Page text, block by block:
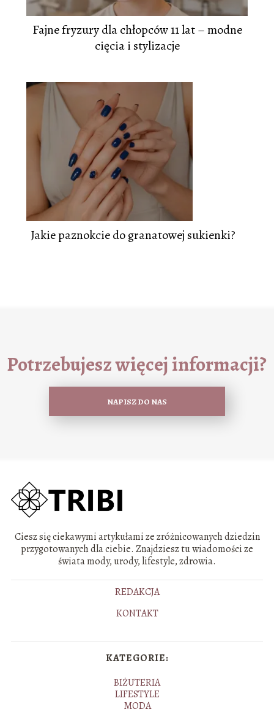
Fajne fryzury dla chłopców 11 lat – modne
cięcia i stylizacje
Jakie paznokcie do granatowej sukienki?
Potrzebujesz więcej informacji?
NAPISZ DO NAS
Ciesz się ciekawymi artykułami ze zróżnicowanych dziedzin
przygotowanych dla ciebie. Znajdziesz tu wiadomości ze
świata mody, urody, lifestyle, zdrowia.
REDAKCJA
KONTAKT
KATEGORIE:
BIŻUTERIA
LIFESTYLE
MODA